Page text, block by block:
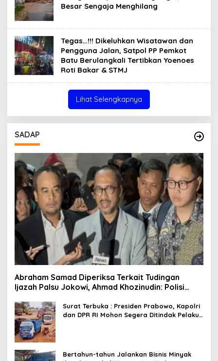
Besar Sengaja Menghilang
Tegas…!!! Dikeluhkan Wisatawan dan
Pengguna Jalan, Satpol PP Pemkot
Batu Berulangkali Tertibkan Yoenoes
Roti Bakar & STMJ
Lihat Selengkapnya
SADAP
Abraham Samad Diperiksa Terkait Tudingan
Ijazah Palsu Jokowi, Ahmad Khozinudin: Polisi
Surat Terbuka : Presiden Prabowo, Kapolri
dan DPR RI Mohon Segera Ditindak Pelaku
Bertahun-tahun Jalankan Bisnis Minyak